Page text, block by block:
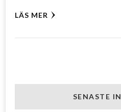
LÄS MER
SENASTE